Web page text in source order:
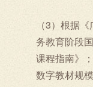
（3）根据
务教育阶段
课程指南》
数字教材规